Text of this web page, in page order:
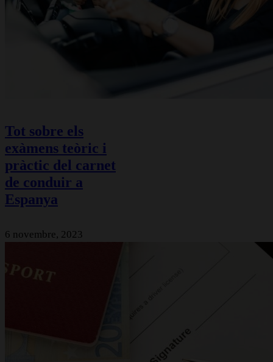
Tot sobre els
exàmens teòric i
pràctic del carnet
de conduir a
Espanya
6 novembre, 2023